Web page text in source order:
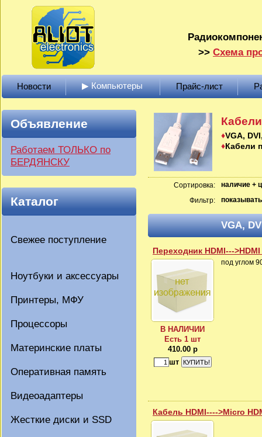
>> Схема
Новости ▶ Компьютеры Прайс-лист
Объявление
Работаем ТОЛЬКО по
БЕРДЯНСКУ
Каталог
Свежее поступление
Ноутбуки и аксессуары
Принтеры, МФУ
Процессоры
Материнские платы
Оперативная память
Видеоадаптеры
Жесткие диски и SSD
VGA,
Кабели
Сортировка:
наличие +
Фильтр:
VGA,
Переходник HDMI---
В НАЛИЧИИ
Есть 1 шт
410.00 р
шт
под углом
Кабель HDMI---->Micro